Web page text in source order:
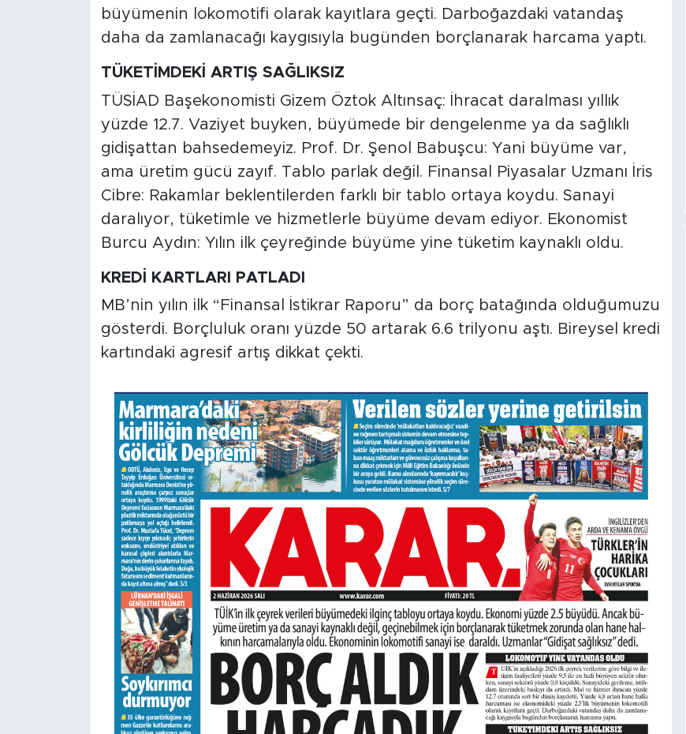
büyümenin lokomotifi olarak kayıtlara geçti. Darboğazdaki vatandaş
daha da zamlanacağı kaygısıyla bugünden borçlanarak harcama yaptı.
TÜKETİMDEKİ ARTIŞ SAĞLIKSIZ
TÜSİAD Başekonomisti Gizem Öztok Altınsaç: İhracat daralması yıllık
yüzde 12.7. Vaziyet buyken, büyümede bir dengelenme ya da sağlıklı
gidişattan bahsedemeyiz. Prof. Dr. Şenol Babuşcu: Yani büyüme var,
ama üretim gücü zayıf. Tablo parlak değil. Finansal Piyasalar Uzmanı İris
Cibre: Rakamlar beklentilerden farklı bir tablo ortaya koydu. Sanayi
daralıyor, tüketimle ve hizmetlerle büyüme devam ediyor. Ekonomist
Burcu Aydın: Yılın ilk çeyreğinde büyüme yine tüketim kaynaklı oldu.
KREDİ KARTLARI PATLADI
MB’nin yılın ilk “Finansal İstikrar Raporu” da borç batağında olduğumuzu
gösterdi. Borçluluk oranı yüzde 50 artarak 6.6 trilyonu aştı. Bireysel kredi
kartındaki agresif artış dikkat çekti.
VİDEOLAR
ALINTI YAZARLAR
SOSYAL MEDYA